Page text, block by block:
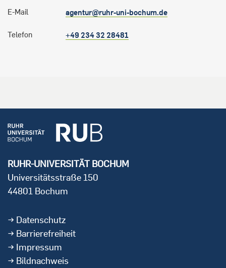
E-Mail agentur@ruhr-uni-bochum.de
Telefon +49 234 32 28481
RUHR-UNIVERSITÄT BOCHUM
Universitätsstraße 150
44801 Bochum
Datenschutz
Barrierefreiheit
Impressum
Bildnachweis